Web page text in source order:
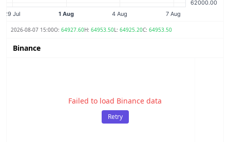
2026-08-07 15:00O: 64927.60H: 64953.50L: 64925.20C: 64953.50
Binance
Failed to load Binance data
Retry